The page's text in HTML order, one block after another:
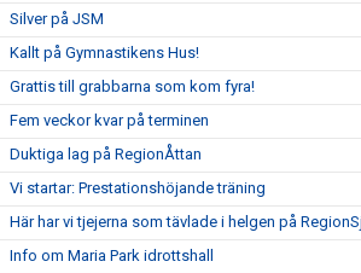
Silver på JSM
Kallt på Gymnastikens Hus!
Grattis till grabbarna som kom fyra!
Fem veckor kvar på terminen
Duktiga lag på RegionÅttan
Vi startar: Prestationshöjande träning
Här har vi tjejerna som tävlade i helgen på
Info om Maria Park idrottshall